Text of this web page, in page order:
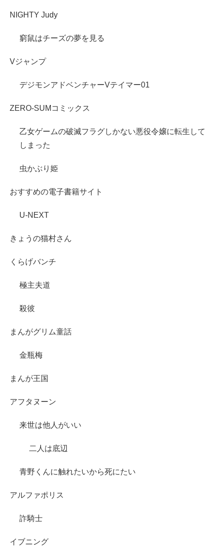
NIGHTY Judy
窮鼠はチーズの夢を見る
Vジャンプ
デジモンアドベンチャーVテイマー01
ZERO-SUMコミックス
乙女ゲームの破滅フラグしかない悪役令嬢に転生して
しまった
虫かぶり姫
おすすめの電子書籍サイト
U-NEXT
きょうの猫村さん
くらげバンチ
極主夫道
殺彼
まんがグリム童話
金瓶梅
まんが王国
アフタヌーン
来世は他人がいい
二人は底辺
青野くんに触れたいから死にたい
アルファポリス
詐騎士
イブニング